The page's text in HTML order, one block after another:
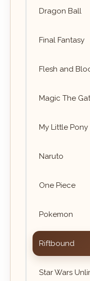
Dragon Ball
Final Fantasy
Flesh and
Magic The
My Little Pony
Naruto
One Piece
Pokemon
Riftbound
Star Wars